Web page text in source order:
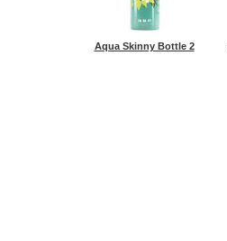
Aqua Skinny Bottle 2